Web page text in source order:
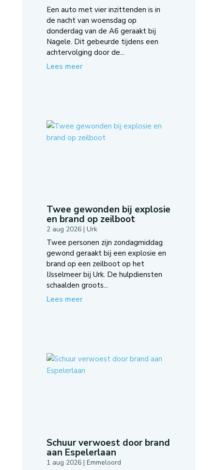
Een auto met vier inzittenden is in
de nacht van woensdag op
donderdag van de A6 geraakt bij
Nagele. Dit gebeurde tijdens een
achtervolging door de...
Lees meer
Twee gewonden bij explosie
en brand op zeilboot
2 aug 2026| Urk
Twee personen zijn zondagmiddag
gewond geraakt bij een explosie en
brand op een zeilboot op het
IJsselmeer bij Urk. De hulpdiensten
schaalden groots...
Lees meer
Schuur verwoest door brand
aan Espelerlaan
1 aug 2026| Emmeloord